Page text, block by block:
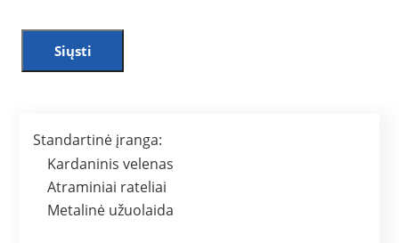
Siųsti
Standartinė įranga:
Kardaninis velenas
Atraminiai rateliai
Metalinė užuolaida